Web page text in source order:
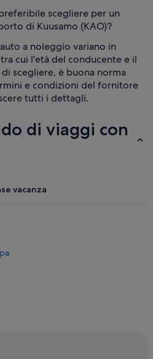
scegliere per un
di Kuusamo (KAO)?
a noleggio variano in
cui l'età del conducente e il
scegliere, è buona norma
e condizioni del fornitore
tutti i dettagli.
di viaggi con
vacanza